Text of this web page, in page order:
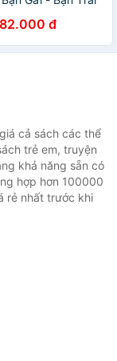
82.000 đ
cả sách các thể
trẻ em, truyện
khả năng sẵn có
hợp hơn 100000
rẻ nhất trước khi